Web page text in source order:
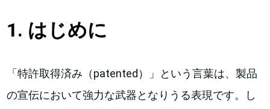
1. はじめに
「特許取得済み（patented）」という言葉は、製品
の宣伝において強力な武器となりうる表現です。し